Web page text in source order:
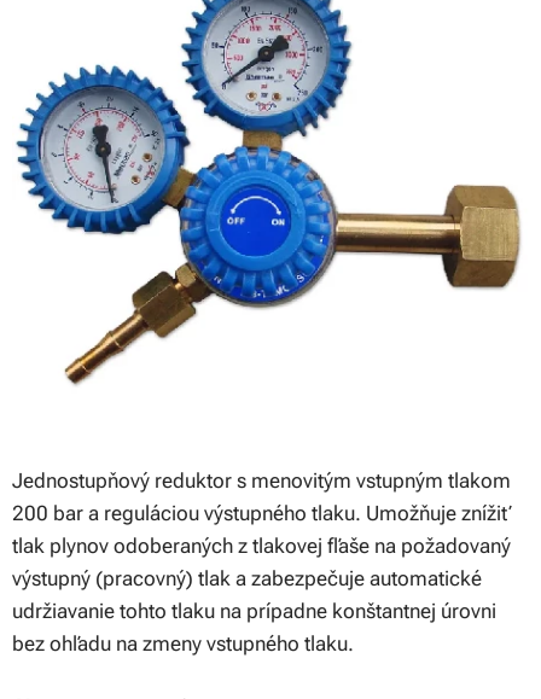
Jednostupňový reduktor s menovitým vstupným tlakom
200 bar a reguláciou výstupného tlaku. Umožňuje znížiť
tlak plynov odoberaných z tlakovej fľaše na požadovaný
výstupný (pracovný) tlak a zabezpečuje automatické
udržiavanie tohto tlaku na prípadne konštantnej úrovni
bez ohľadu na zmeny vstupného tlaku.